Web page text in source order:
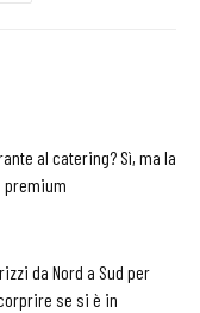
al catering? Sì, ma la
premium
da Nord a Sud per
se si è in